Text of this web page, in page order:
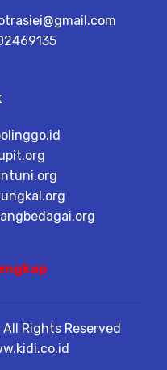
Rights Reserved